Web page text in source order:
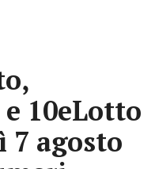
10eLotto
7 agosto